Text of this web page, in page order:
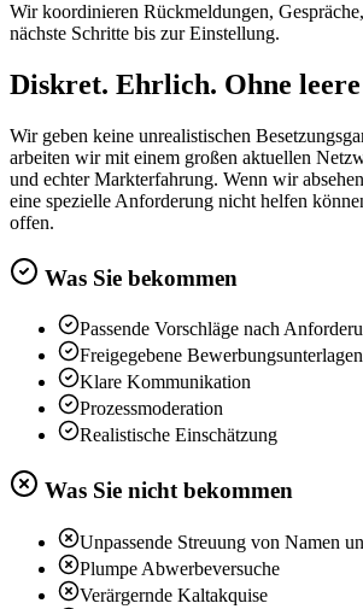
Wir koordinieren Rückmeldungen,
nächste Schritte bis zur Einstellung.
Diskret. Ehrlich. Ohne
Wir geben keine unrealistischen
arbeiten wir mit einem großen aktuellen
und echter Markterfahrung. Wenn wir
eine spezielle Anforderung nicht helfen
offen.
Was Sie bekommen
Passende Vorschläge nach
Freigegebene Bewerbungsunterlagen
Klare Kommunikation
Prozessmoderation
Realistische Einschätzung
Was Sie nicht bekommen
Unpassende Streuung von Namen
Plumpe Abwerbeversuche
Verärgernde Kaltakquise